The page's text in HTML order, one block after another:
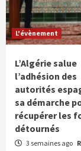
L'évènement
L’Algérie salue
l’adhésion des
autorités
sa démarche
récupérer les
détournés
3 semaines ago